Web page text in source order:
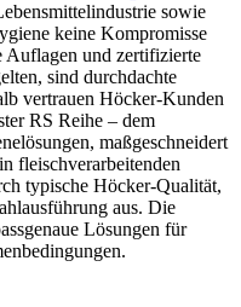
sowie
keine Kompromisse
Auflagen und zertifizierte
sind durchdachte
vertrauen Höcker-Kunden
RS Reihe – dem
maßgeschneidert
fleischverarbeitenden
typische Höcker-Qualität,
aus. Die
Lösungen für